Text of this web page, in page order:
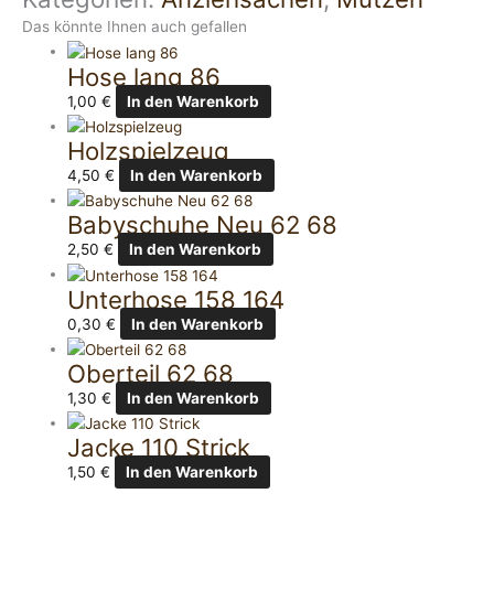
Das könnte Ihnen auch gefallen
Hose lang 86
1,00€ In den Warenkorb
Holzspielzeug
4,50€ In den Warenkorb
Babyschuhe Neu 62 68
2,50€ In den Warenkorb
Unterhose 158 164
0,30€ In den Warenkorb
Oberteil 62 68
1,30€ In den Warenkorb
Jacke 110 Strick
1,50€ In den Warenkorb